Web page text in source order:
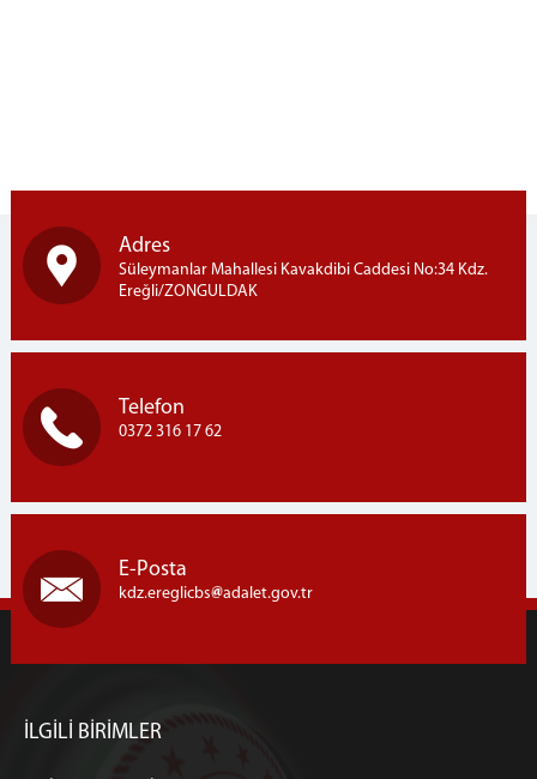
İletişim Bilgileri
Adres
Süleymanlar Mahallesi Kavakdibi Caddesi No:34 Kdz.
Ereğli/ZONGULDAK
Telefon
0372 316 17 62
E-Posta
kdz.ereglicbs adalet.gov.tr
İLGİLİ BİRİMLER